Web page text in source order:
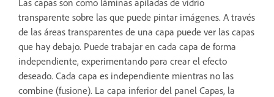
transparente sobre las que puede pintar imágenes. A través
de las áreas transparentes de una capa puede ver las capas
que hay debajo. Puede trabajar en cada capa de forma
independiente, experimentando para crear el efecto
deseado. Cada capa es independiente mientras no las
combine (fusione). La capa inferior del panel Capas, la